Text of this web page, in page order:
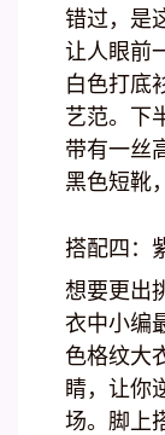
错过，是
让人眼前
白色打底
艺范。下
带有一丝
黑色短靴
搭配四：
想要更出
衣中小编
色格纹大
睛，让你
场。脚上